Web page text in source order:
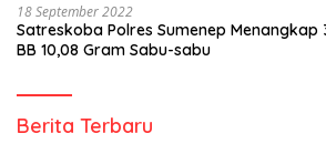
18 September 2022
Satreskoba Polres Sumenep Menangkap
BB 10,08 Gram Sabu-sabu
Berita Terbaru